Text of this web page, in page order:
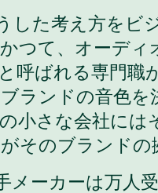
した考え方をビ
つて、オーディ
呼ばれる専門職
ランドの音色
小さな会社には
そのブランドの
メーカーは万人